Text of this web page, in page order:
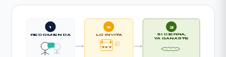
1
RECOMIENDA
2
LO INVITA
7x7
3
SI CIERRA,
YA GANASTE